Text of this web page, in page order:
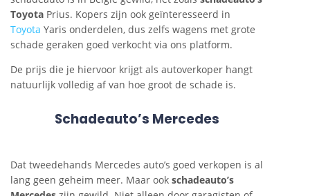
Toyota Prius. Kopers zijn ook geïnteresseerd in
Toyota Yaris onderdelen, dus zelfs wagens met grote
schade geraken goed verkocht via ons platform.
De prijs die je hiervoor krijgt als autoverkoper hangt
natuurlijk volledig af van hoe groot de schade is.
Schadeauto’s Mercedes
Dat tweedehands Mercedes auto’s goed verkopen is al
lang geen geheim meer. Maar ook schadeauto’s